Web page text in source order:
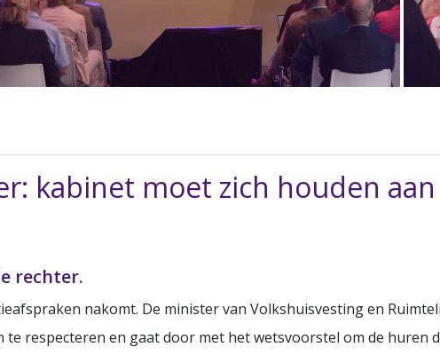
kabinet moet zich houden
rechter.
nakomt. De minister van Volkshuisvesting en
respecteren en gaat door met het wetsvoorstel om de huren